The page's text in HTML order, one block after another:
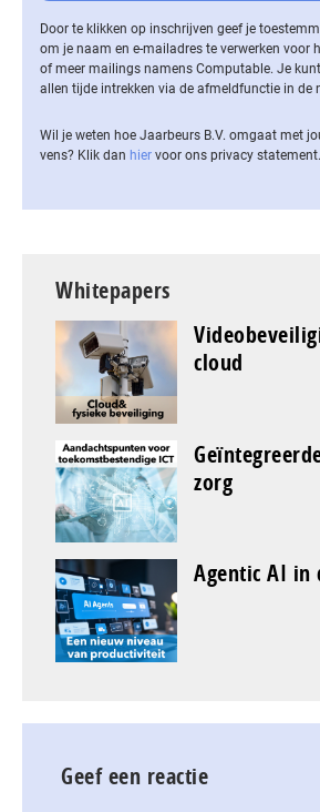
Door te klikken op inschrijven geef je
om je naam en e-mailadres te verwerken voor
of meer mailings namens Computable. Je
allen tijde intrekken via de af­meld­func­tie in de
Wil je weten hoe Jaarbeurs B.V. omgaat met
vens? Klik dan hier voor ons privacy statement.
Whitepapers
cloud
zorg
Agentic AI
Geef een reactie